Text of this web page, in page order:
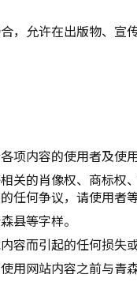
，允许在出版物、宣
项内容的使用者及
关的肖像权、商标权
任何争议，请使用者
县等字样。
容而引起的任何损失
用网站内容之前与青森